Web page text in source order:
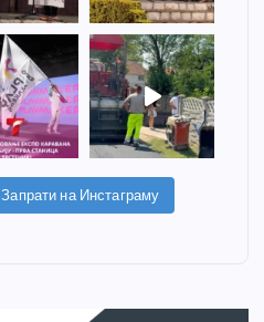
Запрати на Инстаграму